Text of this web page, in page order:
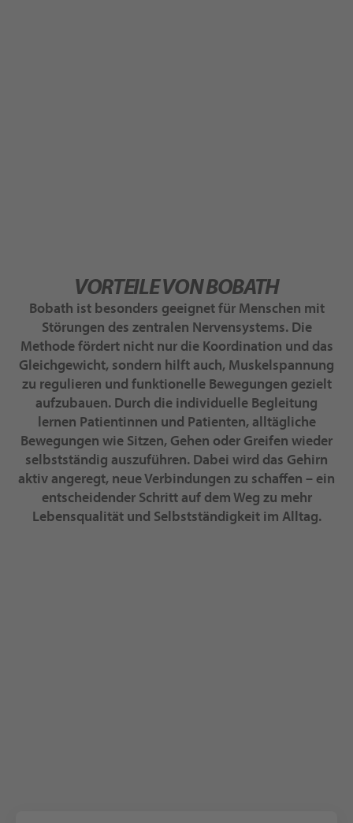
VORTEILE VON BOBATH
Bobath ist besonders geeignet für Menschen mit
Störungen des zentralen Nervensystems. Die
Methode fördert nicht nur die Koordination und das
Gleichgewicht, sondern hilft auch, Muskelspannung
zu regulieren und funktionelle Bewegungen gezielt
aufzubauen. Durch die individuelle Begleitung
lernen Patientinnen und Patienten, alltägliche
Bewegungen wie Sitzen, Gehen oder Greifen wieder
selbstständig auszuführen. Dabei wird das Gehirn
aktiv angeregt, neue Verbindungen zu schaffen – ein
entscheidender Schritt auf dem Weg zu mehr
Lebensqualität und Selbstständigkeit im Alltag.